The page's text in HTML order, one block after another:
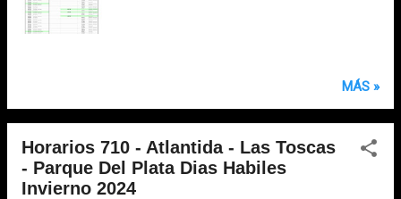
MÁS »
Horarios 710 - Atlantida - Las Toscas
- Parque Del Plata Dias Habiles
Invierno 2024